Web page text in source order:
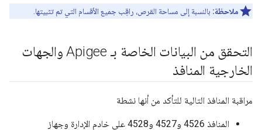
ملاحظة: بالنسبة إلى مساحة القرص، راقِب جميع الأقسام التي تم تثبيتها.
التحقق من البيانات الخاصة بـ Apigee والجهات
الخارجية المنافذ
مراقبة المنافذ التالية للتأكد من أنها نشطة
المنافذ 4526 و4527 و4528 على خادم الإدارة وجهاز